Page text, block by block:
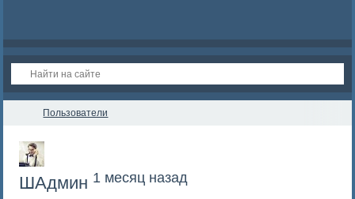
Пользователи
ШАдмин 1 месяц назад